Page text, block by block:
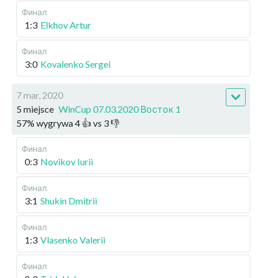
Финал
1:3 Elkhov Artur
Финал
3:0 Kovalenko Sergei
7 mar, 2020
5 miejsce WinCup 07.03.2020 Восток 1
57% wygrywa4 👍 vs 3👎
Финал
0:3 Novikov Iurii
Финал
3:1 Shukin Dmitrii
Финал
1:3 Vlasenko Valerii
Финал